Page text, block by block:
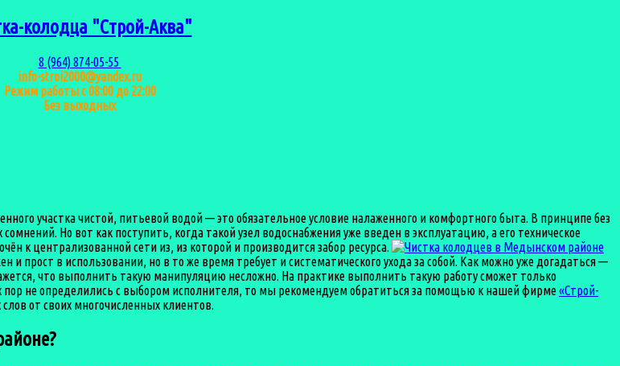
колодца "Строй-Аква"
8 (964) 874-05-55
info-stroi2000@yandex.ru
Режим работы с 08:00 до 22:00
Без выходных
участка чистой, питьевой водой — это обязательное условие налаженного и комфортного быта. В принципе без
Но вот как поступить, когда такой узел водоснабжения уже введен в эксплуатацию, а его техническое
к централизованной сети из, из которой и производится забор ресурса.
прост в использовании, но в то же время требует и систематического ухода за собой. Как можно уже догадаться —
что выполнить такую манипуляцию несложно. На практике выполнить такую работу сможет только
не определились с выбором исполнителя, то мы рекомендуем обратиться за помощью к нашей фирме«Строй-
от своих многочисленных клиентов.